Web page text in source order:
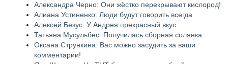
Александра Черно: Они жёстко перекрывают кислород!
Алиана Устиненко: Люди будут говорить всегда
Алексей Безус: У Андрея прекрасный вкус
Татьяна Мусульбес: Получилась сборная солянка
Оксана Стрункина: Вас можно засудить за ваши
комментарии!